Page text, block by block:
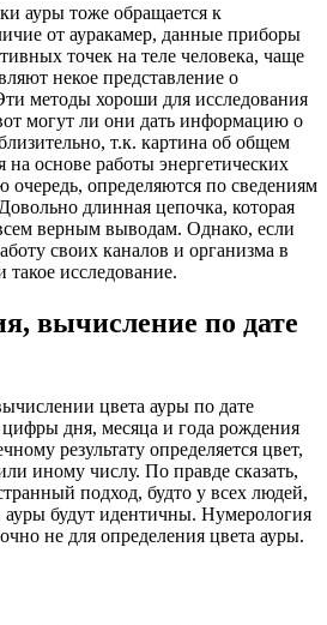
ауры тоже обращается к
от ауракамер, данные приборы
точек на теле человека, чаще
некое представление о
методы хороши для исследования
могут ли они дать информацию о
т.к. картина об общем
на основе работы энергетических
очередь, определяются по сведениям
длинная цепочка, которая
верным выводам. Однако, если
своих каналов и организма в
исследование.
вычисление по дате
цвета ауры по дате
дня, месяца и года рождения
результату определяется цвет,
иному числу. По правде сказать,
подход, будто у всех людей,
будут идентичны. Нумерология
не для определения цвета ауры.